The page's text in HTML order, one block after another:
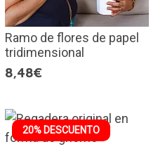
Ramo de flores de papel
tridimensional
8,48€
20% DESCUENTO